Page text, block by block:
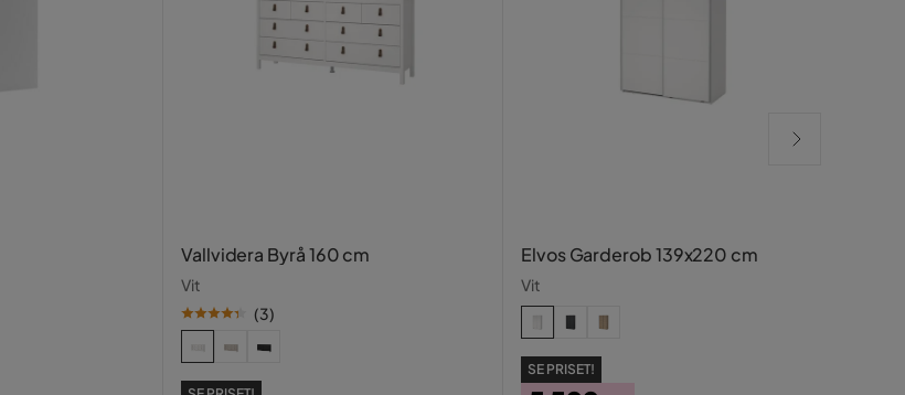
Vallvidera Byrå 160 cm
Vit
(3)
Elvos Garderob 139x220 cm
Vit
SE PRISET!